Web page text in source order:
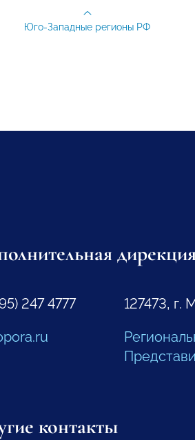
Юго-Западные регионы РФ
дирекция
247 4777
127473, г.
контакты